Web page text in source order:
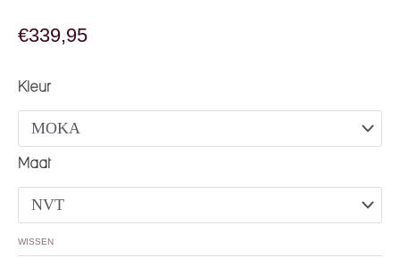
€339,95
Kleur
Maat
WISSEN
Gianni Chiarini Dua large aantal